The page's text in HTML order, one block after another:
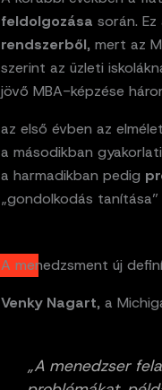
feldolgozása során.
rendszerből, mert az
szerint az üzleti
jövő MBA-képzése
az első évben az
a másodikban
a harmadikban pedig
„gondolkodás
A menedzsment új
Venky Nagart, a
„A menedzser